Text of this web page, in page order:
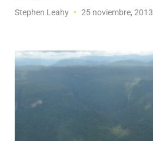
Stephen Leahy 25 noviembre, 2013